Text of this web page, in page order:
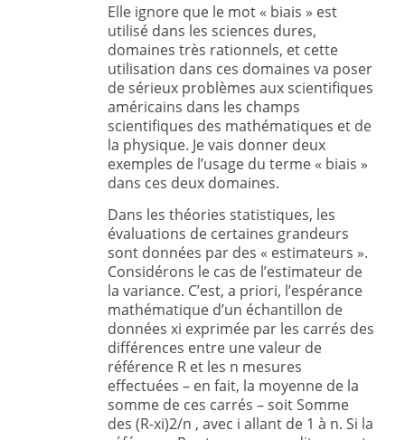
Elle ignore que le mot « biais » est
utilisé dans les sciences dures,
domaines très rationnels, et cette
utilisation dans ces domaines va poser
de sérieux problèmes aux scientifiques
américains dans les champs
scientifiques des mathématiques et de
la physique. Je vais donner deux
exemples de l’usage du terme « biais »
dans ces deux domaines.
Dans les théories statistiques, les
évaluations de certaines grandeurs
sont données par des « estimateurs ».
Considérons le cas de l’estimateur de
la variance. C’est, a priori, l’espérance
mathématique d’un échantillon de
données xi exprimée par les carrés des
différences entre une valeur de
référence R et les n mesures
effectuées – en fait, la moyenne de la
somme de ces carrés – soit Somme
des (R-xi)2/n , avec i allant de 1 à n. Si la